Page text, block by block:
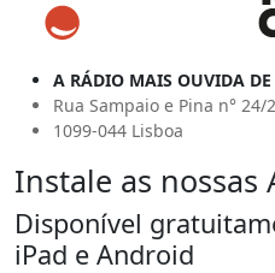
A RÁDIO MAIS OUVIDA DE
Rua Sampaio e Pina n° 24/
1099-044 Lisboa
Instale as nossas
Disponível
iPad e Android